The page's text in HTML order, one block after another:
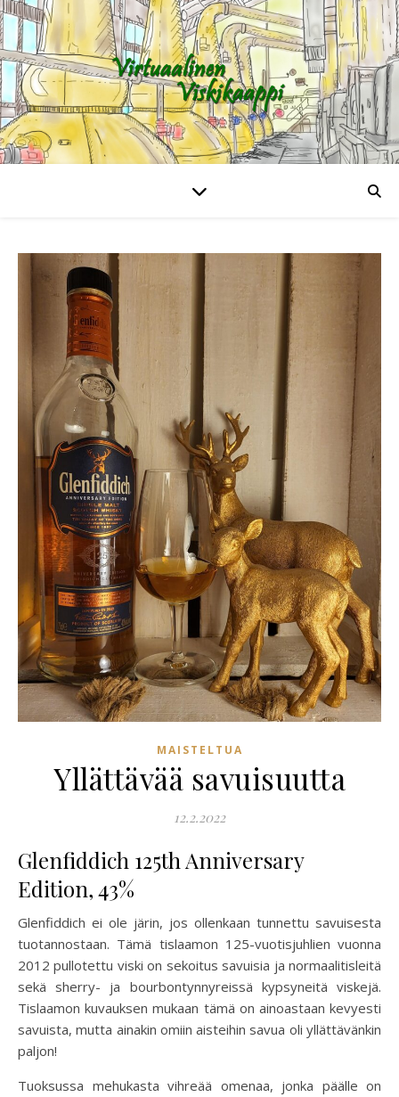
MAISTELTUA
Yllättävää savuisuutta
12.2.2022
Glenfiddich 125th Anniversary
Edition, 43%
Glenfiddich ei ole järin, jos ollenkaan tunnettu savuisesta
tuotannostaan. Tämä tislaamon 125-vuotisjuhlien vuonna
2012 pullotettu viski on sekoitus savuisia ja normaalitisleitä
sekä sherry- ja bourbontynnyreissä kypsyneitä viskejä.
Tislaamon kuvauksen mukaan tämä on ainoastaan kevyesti
savuista, mutta ainakin omiin aisteihin savua oli yllättävänkin
paljon!
Tuoksussa mehukasta vihreää omenaa, jonka päälle on